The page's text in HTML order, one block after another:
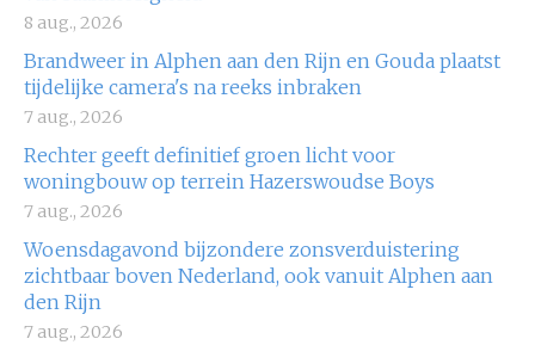
8 aug., 2026
Brandweer in Alphen aan den Rijn en Gouda plaatst
tijdelijke camera's na reeks inbraken
7 aug., 2026
Rechter geeft definitief groen licht voor
woningbouw op terrein Hazerswoudse Boys
7 aug., 2026
Woensdagavond bijzondere zonsverduistering
zichtbaar boven Nederland, ook vanuit Alphen aan
den Rijn
7 aug., 2026